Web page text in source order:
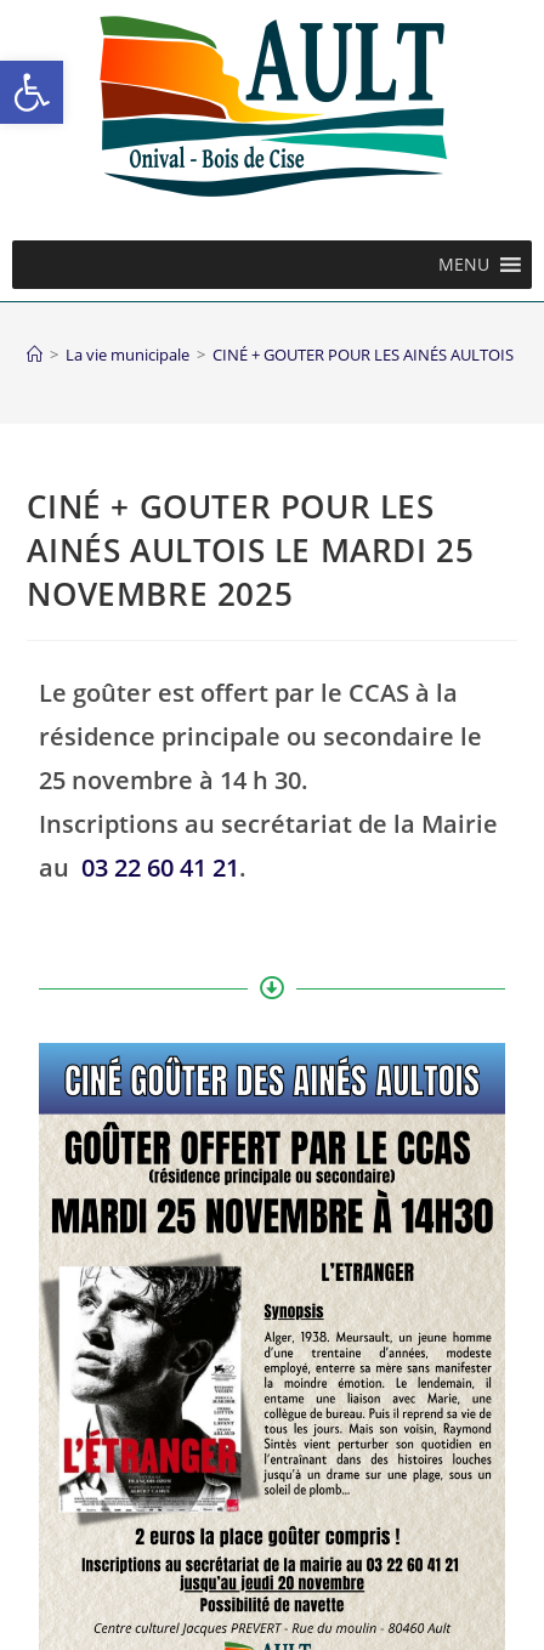
Ouvrir la barre d’outils
MENU
> La vie municipale > CINÉ + GOUTER POUR LES AINÉS AULTOIS
CINÉ + GOUTER POUR LES
AINÉS AULTOIS LE MARDI 25
NOVEMBRE 2025
Le goûter est offert par le CCAS à la
résidence principale ou secondaire le
25 novembre à 14 h 30.
Inscriptions au secrétariat de la Mairie
au03 22 60 41 21.